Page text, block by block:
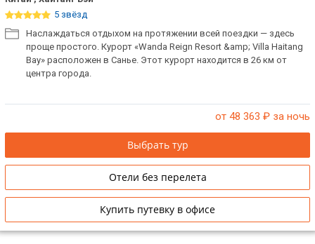
5 звёзд
Наслаждаться отдыхом на протяжении всей поездки — здесь
проще простого. Курорт «Wanda Reign Resort &amp; Villa Haitang
Bay» расположен в Санье. Этот курорт находится в 26 км от
центра города.
от 48 363 ₽ за ночь
Выбрать тур
Отели без перелета
Купить путевку в офисе